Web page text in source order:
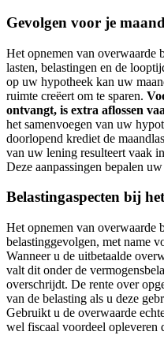
Gevolgen voor je
Het opnemen van overwaarde
lasten, belastingen en de
op uw hypotheek kan uw
ruimte creëert om te sparen.
ontvangt, is extra aflossen
het samenvoegen van uw
doorlopend krediet de
van uw lening resulteert vaak
Deze aanpassingen bepalen
Belastingaspecten bij
Het opnemen van overwaarde
belastinggevolgen, met name
Wanneer u de uitbetaalde
valt dit onder de
overschrijdt. De rente over
van de belasting als u deze
Gebruikt u de overwaarde
wel fiscaal voordeel opleveren